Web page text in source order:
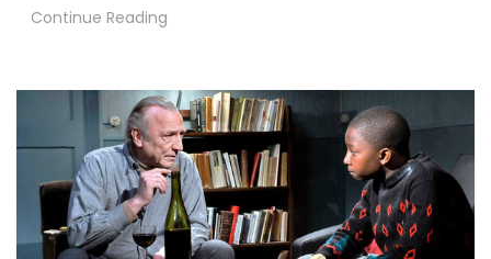
Continue Reading